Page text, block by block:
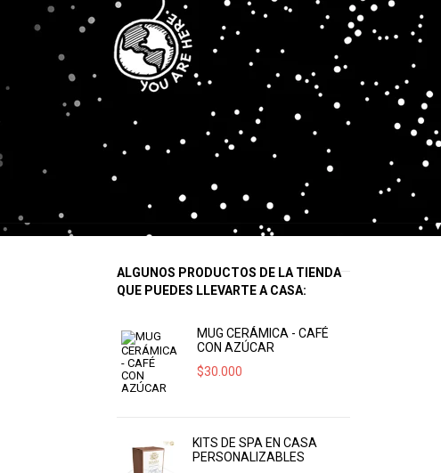
ALGUNOS PRODUCTOS DE LA TIENDA
QUE PUEDES LLEVARTE A CASA:
MUG CERÁMICA - CAFÉ
CON AZÚCAR
$30.000
KITS DE SPA EN CASA
PERSONALIZABLES